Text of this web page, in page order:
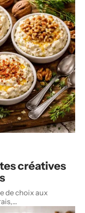
créatives
de choix aux
…